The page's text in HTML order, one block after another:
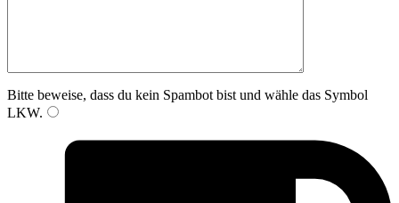
Bitte beweise, dass du kein Spambot bist und wähle das Symbol
LKW.